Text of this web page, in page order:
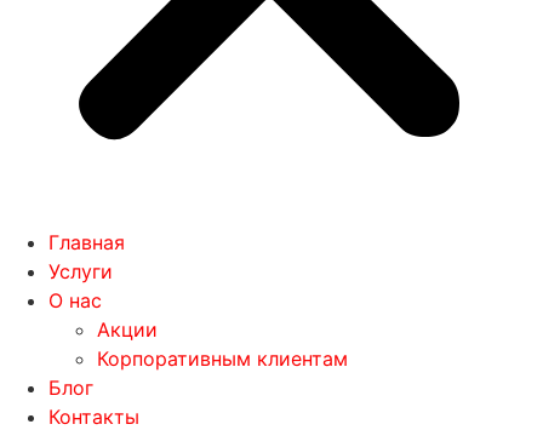
Главная
Услуги
О нас
Акции
Корпоративным клиентам
Блог
Контакты